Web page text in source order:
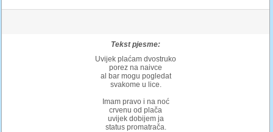
Tekst pjesme:
Uvijek plaćam dvostruko
porez na naivce
al bar mogu pogledat
svakome u lice.
Imam pravo i na noć
crvenu od plača
uvijek dobijem ja
status promatrača.